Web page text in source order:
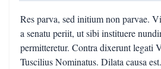
Res parva, sed initium non parvae.
a senatu periit, ut sibi instituere
permitteretur. Contra dixerunt legati
Tuscilius Nominatus. Dilata causa